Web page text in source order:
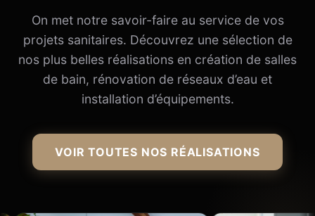
On met notre savoir-faire au service de vos
projets sanitaires. Découvrez une sélection de
nos plus belles réalisations en création de salles
de bain, rénovation de réseaux d’eau et
installation d’équipements.
VOIR TOUTES NOS RÉALISATIONS